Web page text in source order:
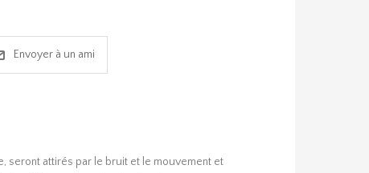
seront attirés par le bruit et le mouvement et